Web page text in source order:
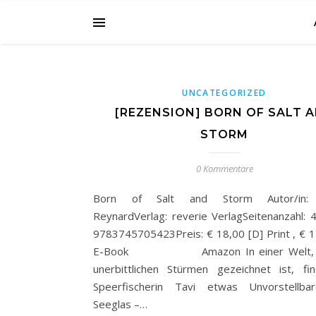
UNCATEGORIZED
[REZENSION] BORN OF SALT
STORM
0 Kommentare
Born of Salt and Storm Autor/in:
ReynardVerlag: reverie VerlagSeitenanzahl:
9783745705423Preis: € 18,00 [D] Print , €
E-Book Amazon In einer Welt,
unerbittlichen Stürmen gezeichnet ist,
Speerfischerin Tavi etwas
Seeglas –…